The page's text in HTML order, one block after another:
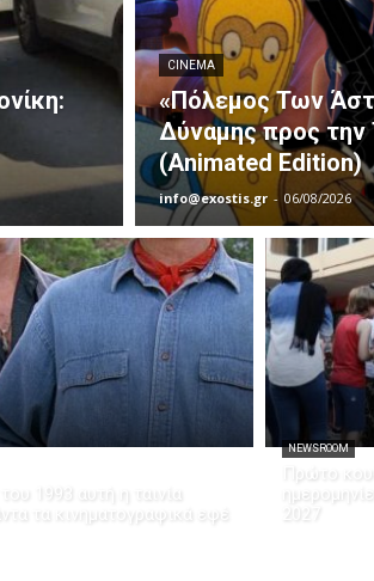
CINEMA
«Πόλεμος Των
Δύναμης προς την
(Animated Edition)
info@exostis.gr - 06/08/2026
1993 αυτή η ταινία
τα κινηματογραφικά εφέ
NEWSROOM
Πρώτο